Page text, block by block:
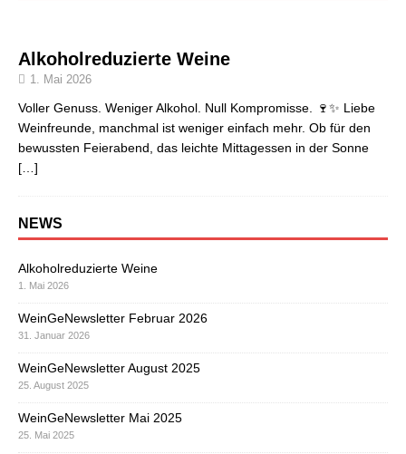
Alkoholreduzierte Weine
1. Mai 2026
Voller Genuss. Weniger Alkohol. Null Kompromisse. 🍷✨ Liebe
Weinfreunde, manchmal ist weniger einfach mehr. Ob für den
bewussten Feierabend, das leichte Mittagessen in der Sonne
[…]
NEWS
Alkoholreduzierte Weine
1. Mai 2026
WeinGeNewsletter Februar 2026
31. Januar 2026
WeinGeNewsletter August 2025
25. August 2025
WeinGeNewsletter Mai 2025
25. Mai 2025